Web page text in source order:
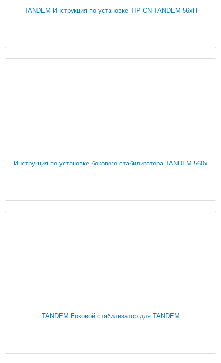
TANDEM Инструкция по установке TIP-ON TANDEM 56xH
Инструкция по установке бокового стабилизатора TANDEM 560x
TANDEM Боковой стабилизатор для TANDEM